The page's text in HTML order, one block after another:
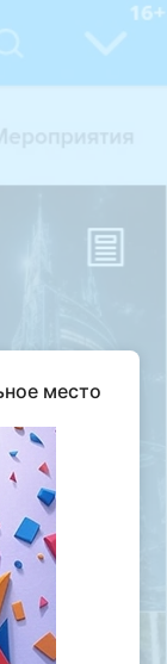
место